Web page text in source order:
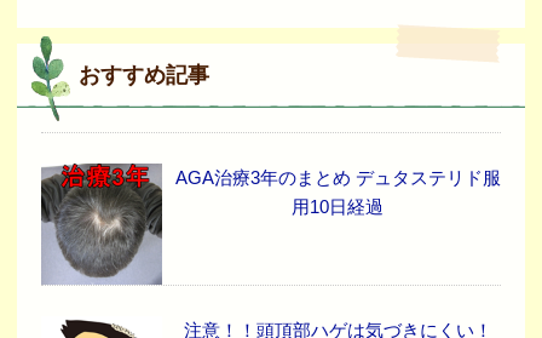
おすすめ記事
AGA治療3年のまとめ デュタステリド服
用10日経過
注意！！頭頂部ハゲは気づきにくい！